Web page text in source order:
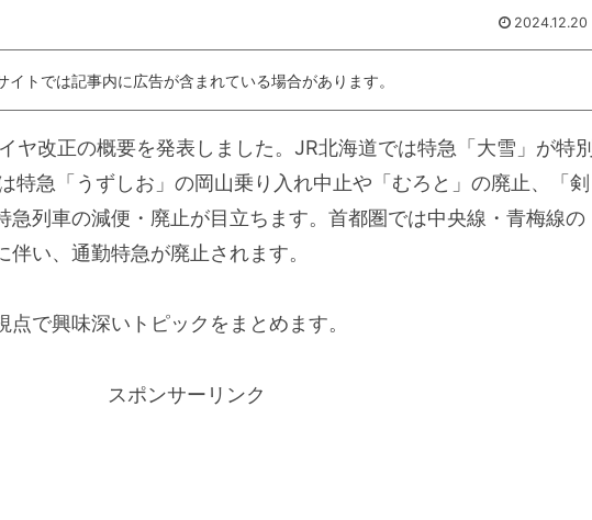
2024.12.20
イトでは記事内に広告が含まれている場合があります。
ヤ改正の概要を発表しました。JR北海道では特急「大雪」が特別
特急「うずしお」の岡山乗り入れ中止や「むろと」の廃止、「剣
急列車の減便・廃止が目立ちます。首都圏では中央線・青梅線の
い、通勤特急が廃止されます。
で興味深いトピックをまとめます。
スポンサーリンク